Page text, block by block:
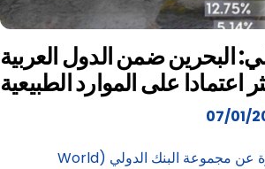
البحرين ضمن الدول العربية
اعتمادا على الموارد الطبيعية
كشفت بيانات صادرة عن مجموعة البنك الدولي (World